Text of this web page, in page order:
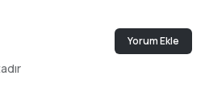
Yorum Ekle